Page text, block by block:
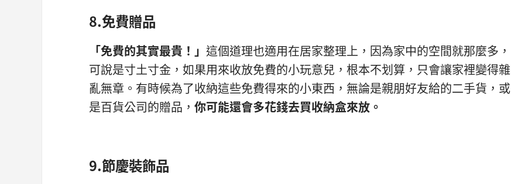
8.免費贈品
「免費的其實最貴！」 這個道理也適用在居家整理上，因為家中的空間就那麼多，
可說是寸土寸金，如果用來收放免費的小玩意兒，根本不划算，只會讓家裡變得雜
亂無章。有時候為了收納這些免費得來的小東西，無論是親朋好友給的二手貨，或
是百貨公司的贈品， 你可能還會多花錢去買收納盒來放。
9.節慶裝飾品